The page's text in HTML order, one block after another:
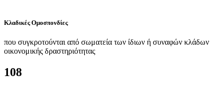
Κλαδικές Ομοσπονδίες
που συγκροτούνται από σωματεία των ίδιων ή συναφών κλάδων
οικονομικής δραστηριότητας
108